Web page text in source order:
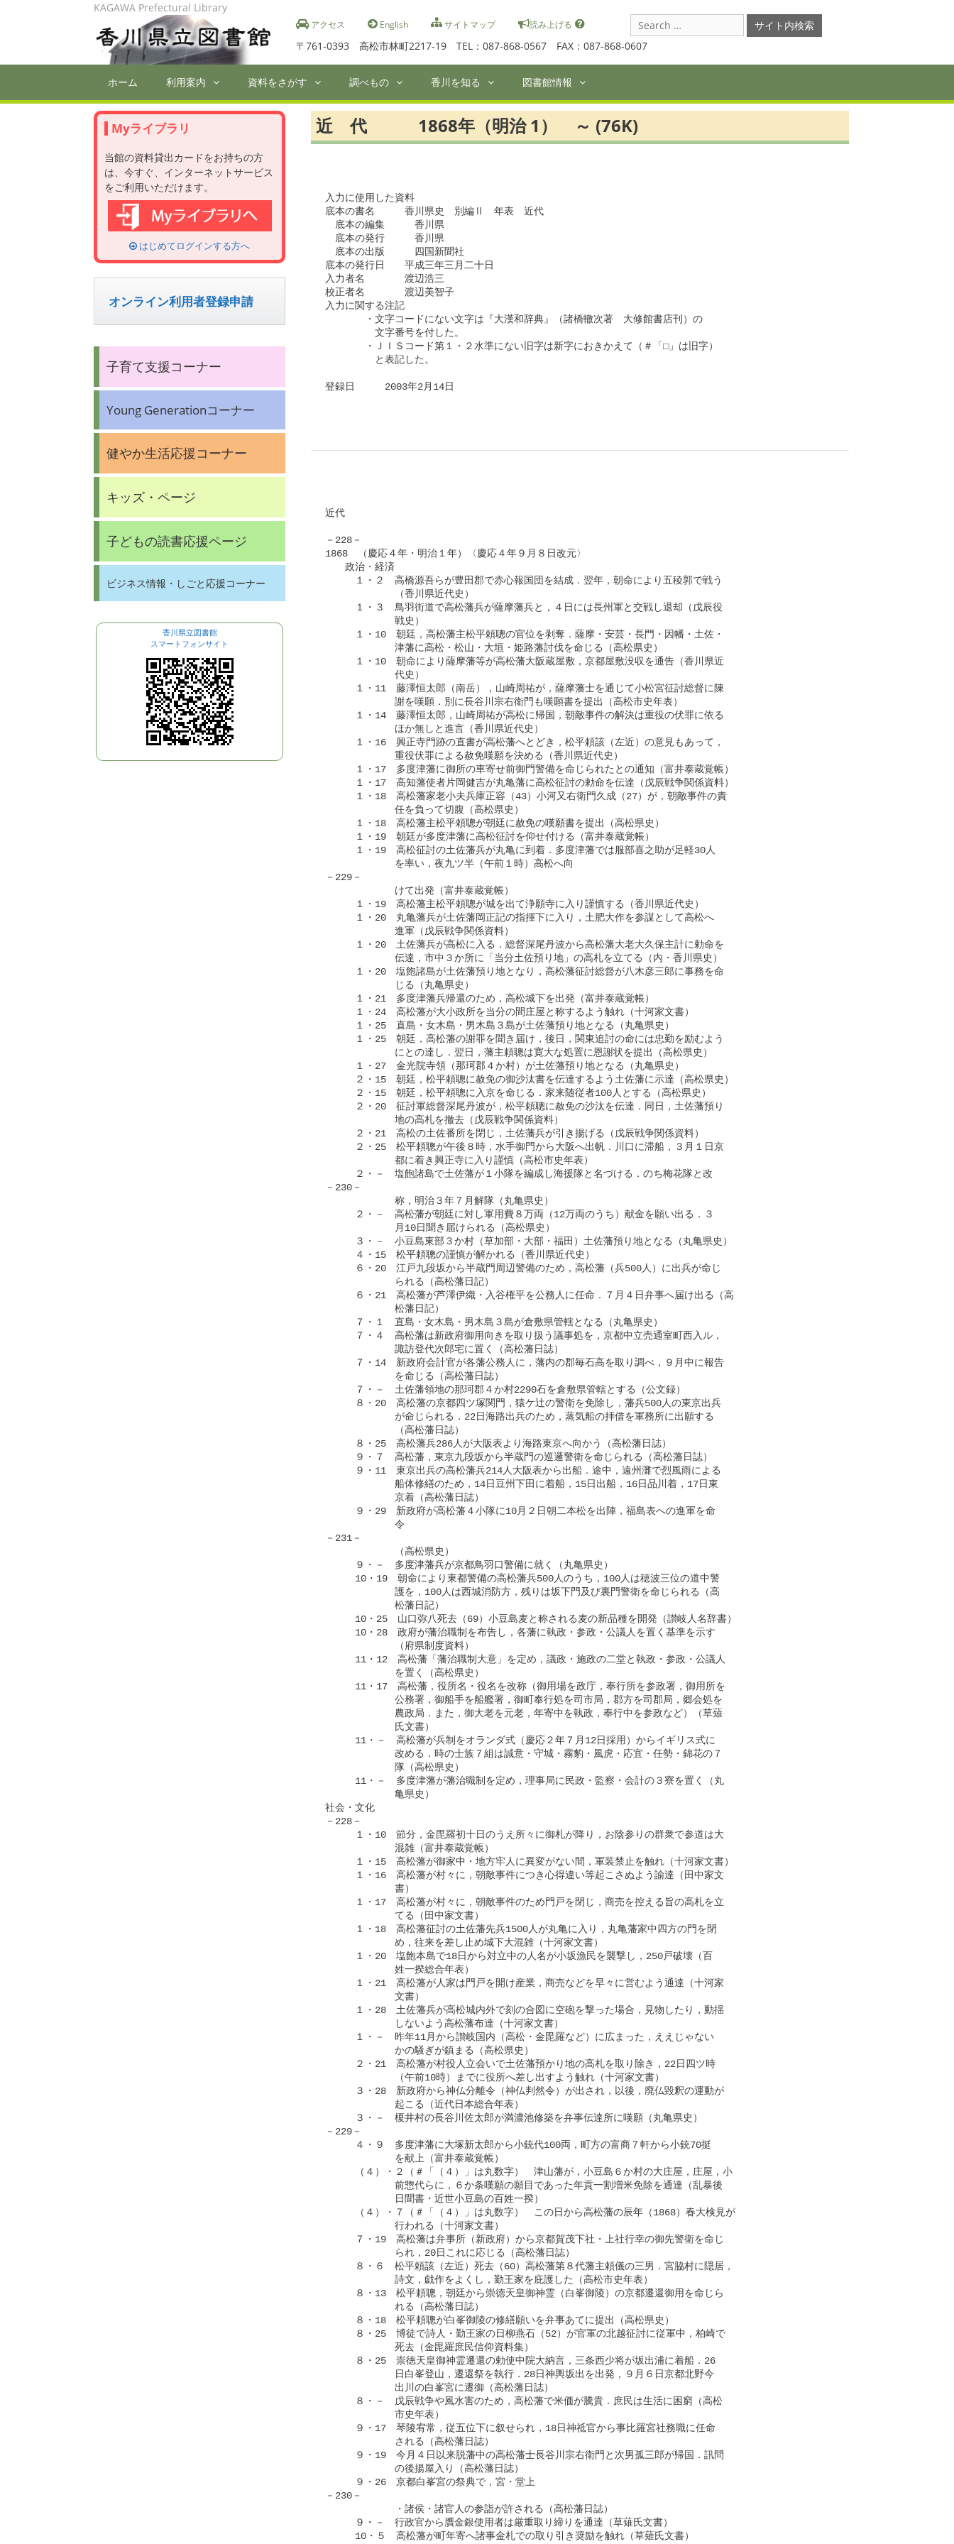
アクセス English サイトマップ 読み上げる
〒761-0393 高松市林町2217-19 TEL：087-868-0567 FAX：087-868-0607
KAGAWA Prefectural Library
Search
for:
ホーム 利用案内 資料をさがす 調べもの 香川を知る 図書館情報
近 代 1868年（明治 1） ～ (76K)
入力に使用した資料
底本の書名　　　香川県史　別編Ⅱ　年表　近代
底本の編集　　　香川県
底本の発行　　　香川県
底本の出版　　　四国新聞社
底本の発行日　　平成三年三月二十日
入力者名　　　　渡辺浩三
校正者名　　　　渡辺美智子
入力に関する注記
・文字コードにない文字は『大漢和辞典』（諸橋轍次著　大修館書店刊）の
文字番号を付した。
・ＪＩＳコード第１・２水準にない旧字は新字におきかえて（＃「□」は旧字）
と表記した。
登録日　　　2003年2月14日
Myライブラリ
当館の資料貸出カードをお持ちの方
は、今すぐ、インターネットサービス
をご利用いただけます。
はじめてログインする方へ
オンライン利用者登録申請
子育て支援コーナー
Young Generationコーナー
健やか生活応援コーナー
キッズ・ページ
子どもの読書応援ページ
ビジネス情報・しごと応援コーナー
香川県立図書館
スマートフォンサイト